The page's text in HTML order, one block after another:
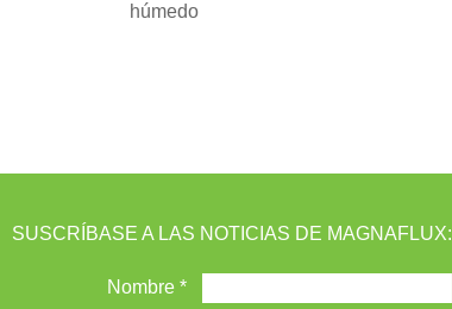
húmedo
SUSCRÍBASE A LAS NOTICIAS DE MAGNAFLUX: